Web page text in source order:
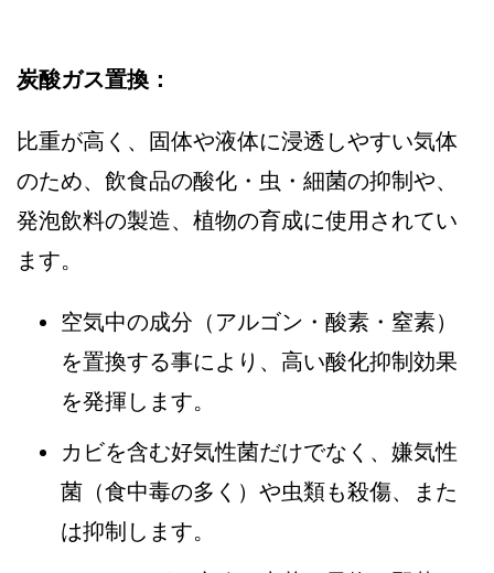
炭酸ガス置換：
比重が高く、固体や液体に浸透しやすい気体
のため、飲食品の酸化・虫・細菌の抑制や、
発泡飲料の製造、植物の育成に使用されてい
ます。
空気中の成分（アルゴン・酸素・窒素）
を置換する事により、高い酸化抑制効果
を発揮します。
カビを含む好気性菌だけでなく、嫌気性
菌（食中毒の多く）や虫類も殺傷、また
は抑制します。